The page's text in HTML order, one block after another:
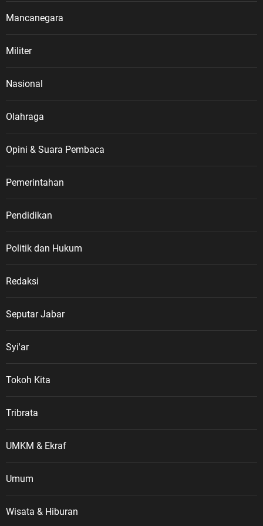
Mancanegara
Militer
Nasional
Olahraga
Opini & Suara Pembaca
Pemerintahan
Pendidikan
Politik dan Hukum
Redaksi
Seputar Jabar
Syi'ar
Tokoh Kita
Tribrata
UMKM & Ekraf
Umum
Wisata & Hiburan